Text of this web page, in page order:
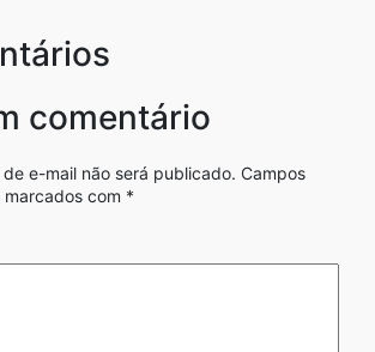
comentário
e-mail não será publicado. Campos
com *